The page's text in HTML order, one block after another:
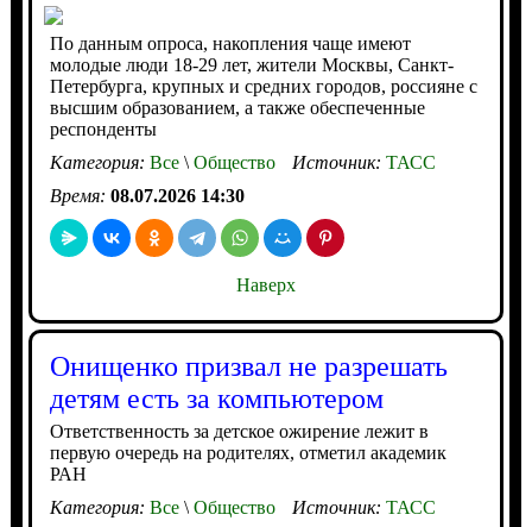
По данным опроса, накопления чаще имеют
молодые люди 18-29 лет, жители Москвы, Санкт-
Петербурга, крупных и средних городов, россияне с
высшим образованием, а также обеспеченные
респонденты
Категория: Все\Общество Источник: ТАСС
Время: 08.07.2026 14:30
Наверх
Онищенко призвал не разрешать
детям есть за компьютером
Ответственность за детское ожирение лежит в
первую очередь на родителях, отметил академик
РАН
Категория: Все\Общество Источник: ТАСС